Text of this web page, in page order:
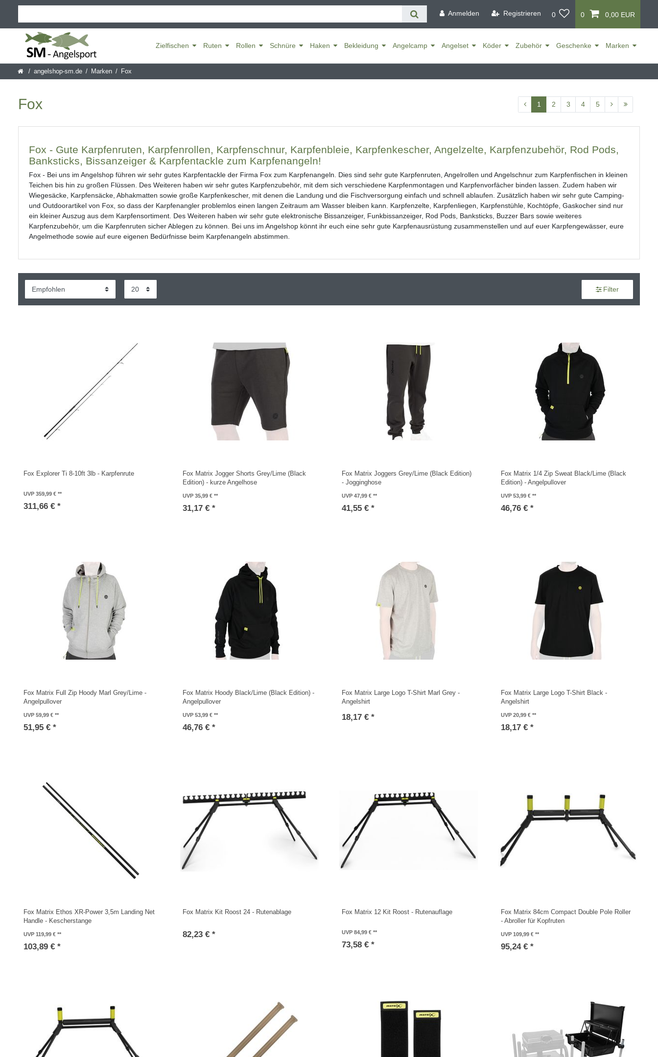
Anmelden Registrieren 0 0 0,00 EUR
Zielfischen Ruten Rollen Schnüre Haken Bekleidung Angelcamp Angelset Köder Zubehör Geschenke Marken
angelshop-sm.de Marken Fox
Fox 1 2 3 4 5
Fox - Gute Karpfenruten, Karpfenrollen, Karpfenschnur, Karpfenbleie, Karpfenkescher, Angelzelte, Karpfenzubehör, Rod Pods,
Banksticks, Bissanzeiger & Karpfentackle zum Karpfenangeln!
Fox - Bei uns im Angelshop führen wir sehr gutes Karpfentackle der Firma Fox zum Karpfenangeln. Dies sind sehr gute Karpfenruten, Angelrollen und Angelschnur zum Karpfenfischen in kleinen
Teichen bis hin zu großen Flüssen. Des Weiteren haben wir sehr gutes Karpfenzubehör, mit dem sich verschiedene Karpfenmontagen und Karpfenvorfächer binden lassen. Zudem haben wir
Wiegesäcke, Karpfensäcke, Abhakmatten sowie große Karpfenkescher, mit denen die Landung und die Fischversorgung einfach und schnell ablaufen. Zusätzlich haben wir sehr gute Camping-
und Outdoorartikel von Fox, so dass der Karpfenangler problemlos einen langen Zeitraum am Wasser bleiben kann. Karpfenzelte, Karpfenliegen, Karpfenstühle, Kochtöpfe, Gaskocher sind nur
ein kleiner Auszug aus dem Karpfensortiment. Des Weiteren haben wir sehr gute elektronische Bissanzeiger, Funkbissanzeiger, Rod Pods, Banksticks, Buzzer Bars sowie weiteres
Karpfenzubehör, um die Karpfenruten sicher Ablegen zu können. Bei uns im Angelshop könnt ihr euch eine sehr gute Karpfenausrüstung zusammenstellen und auf euer Karpfengewässer, eure
Angelmethode sowie auf eure eigenen Bedürfnisse beim Karpfenangeln abstimmen.
Filter
Fox Explorer Ti 8-10ft 3lb - Karpfenrute
UVP 359,99 €
311,66 € *
Fox Matrix Jogger Shorts Grey/Lime (Black
Edition) - kurze Angelhose
UVP 35,99 €
31,17 € *
Fox Matrix Joggers Grey/Lime (Black Edition)
- Jogginghose
UVP 47,99 €
41,55 € *
Fox Matrix 1/4 Zip Sweat Black/Lime (Black
Edition) - Angelpullover
UVP 53,99 €
46,76 € *
Fox Matrix Full Zip Hoody Marl Grey/Lime -
Angelpullover
UVP 59,99 €
51,95 € *
Fox Matrix Hoody Black/Lime (Black Edition) -
Angelpullover
UVP 53,99 €
46,76 € *
Fox Matrix Large Logo T-Shirt Marl Grey -
Angelshirt
18,17 € *
Fox Matrix Large Logo T-Shirt Black -
Angelshirt
UVP 20,99 €
18,17 € *
Fox Matrix Ethos XR-Power 3,5m Landing Net
Handle - Kescherstange
UVP 119,99 €
103,89 € *
Fox Matrix Kit Roost 24 - Rutenablage
82,23 € *
Fox Matrix 12 Kit Roost - Rutenauflage
UVP 84,99 €
73,58 € *
Fox Matrix 84cm Compact Double Pole Roller
- Abroller für Kopfruten
UVP 109,99 €
95,24 € *